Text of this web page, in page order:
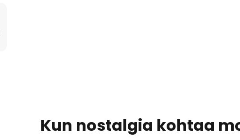
Kun nostalgia kohtaa